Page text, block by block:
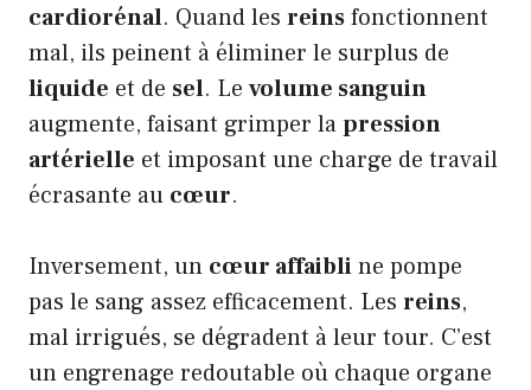
cardiorénal. Quand les reinsfonctionnent
mal, ils peinent à éliminer le surplus de
liquide et de sel. Le volume sanguin
augmente, faisant grimper lapression
artérielle et imposant une charge de travail
écrasante au cœur.
Inversement, un cœur affaibline pompe
pas le sang assez efficacement. Les reins,
mal irrigués, se dégradent à leur tour. C’est
un engrenage redoutable où chaque organe